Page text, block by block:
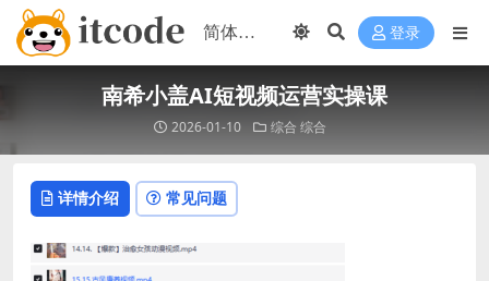
登录
南希小盖AI短视频运营实操课
2026-01-10 综合 综合
详情介绍 常见问题